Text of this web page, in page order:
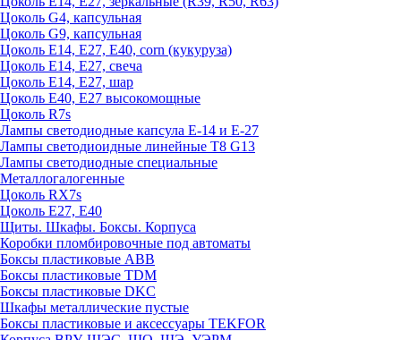
Цоколь G4, капсульная
Цоколь G9, капсульная
Цоколь Е14, Е27, Е40, corn (кукуруза)
Цоколь Е14, Е27, свеча
Цоколь Е14, Е27, шар
Цоколь Е40, Е27 высокомощные
Цоколь R7s
Лампы светодиодные капсула Е-14 и Е-27
Лампы светодиоидные линейные T8 G13
Лампы светодиодные специальные
Металлогалогенные
Цоколь RX7s
Цоколь Е27, E40
Щиты. Шкафы. Боксы. Корпуса
Коробки пломбировочные под автоматы
Боксы пластиковые ABB
Боксы пластиковые TDM
Боксы пластиковые DKC
Шкафы металлические пустые
Боксы пластиковые и аксессуары TEKFOR